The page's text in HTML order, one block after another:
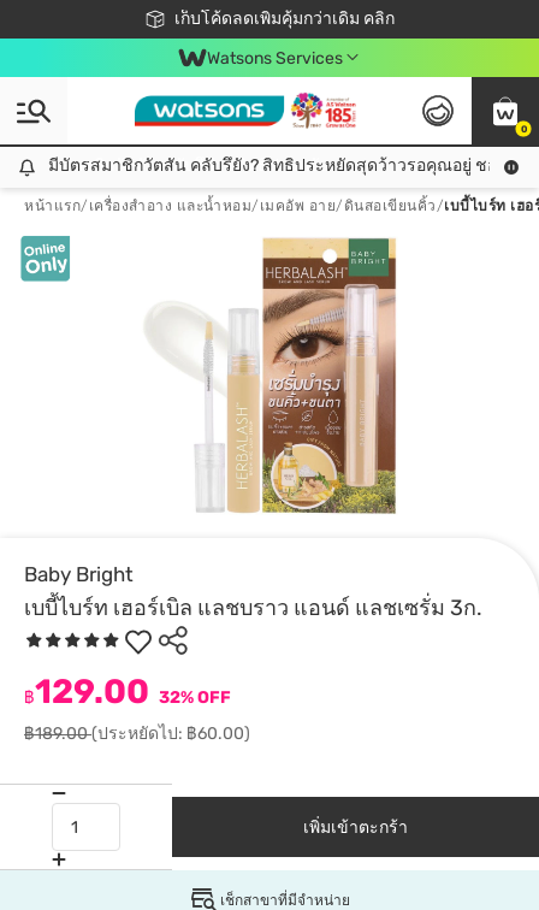
เก็บโค้ดลดเพิ่มคุ้มกว่าเดิม คลิก
ชอปออนไลน์ครั้งแรก ลดเพิ่มจุก ๆ 10%! 🎉
📦ส่งฟรี! เมื่อชอป 499฿
สมาชิกวัตสัน คลับดียังไง?
Watsons Services
0
มีบัตรสมาชิกวัตสัน คลับรึยัง? สิทธิประหยัดสุดว้าวรอคุณอยู่ ชอปคุ้มกว่าเดิม คลิก!
มีบัตรสมาชิกวัตสัน คลับรึยัง? สิทธิประหยัดสุดว้าวรอคุณอยู่ ชอปคุ้มก
หน้าแรก/ เครื่องสำอาง และน้ำหอม/ เมคอัพ อาย/ ดินสอเขียนคิ้ว/เบบี้ไบร์ท เฮ
Baby Bright
เบบี้ไบร์ท เฮอร์เบิล แลชบราว แอนด์ แลชเซรั่ม 3ก.
฿129.00 32% OFF
฿189.00(ประหยัดไป: ฿60.00)
เพิ่มเข้าตะกร้า
เช็กสาขาที่มีจำหน่าย